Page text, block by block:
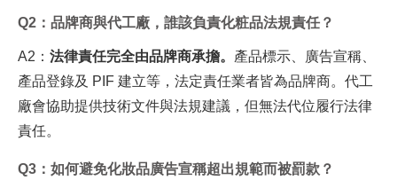
Q2 ：品牌商與代工廠，誰該負責化粧品法規責任？
A2 ： 法律責任完全由品牌商承擔。 產品標示、廣告宣稱、
產品登錄及 PIF 建立等，法定責任業者皆為品牌商。代工
廠會協助提供技術文件與法規建議，但無法代位履行法律
責任。
Q3 ：如何避免化妝品廣告宣稱超出規範而被罰款？